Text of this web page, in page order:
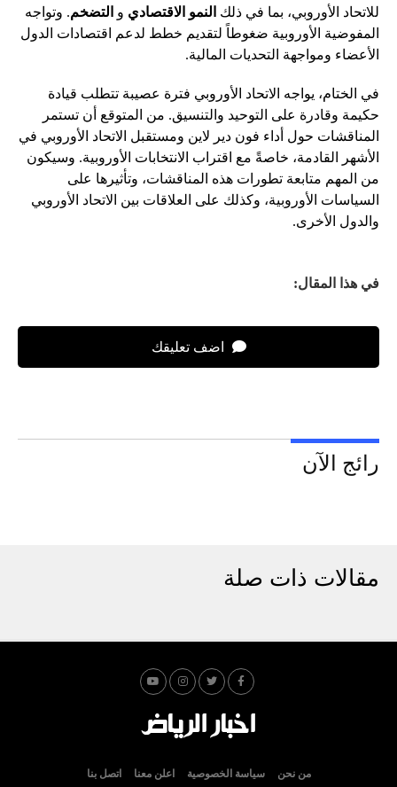
للاتحاد الأوروبي، بما في ذلك النمو الاقتصادي و التضخم. وتواجه
المفوضية الأوروبية ضغوطاً لتقديم خطط لدعم اقتصادات الدول
الأعضاء ومواجهة التحديات المالية.
في الختام، يواجه الاتحاد الأوروبي فترة عصيبة تتطلب قيادة
حكيمة وقادرة على التوحيد والتنسيق. من المتوقع أن تستمر
المناقشات حول أداء فون دير لاين ومستقبل الاتحاد الأوروبي في
الأشهر القادمة، خاصةً مع اقتراب الانتخابات الأوروبية. وسيكون
من المهم متابعة تطورات هذه المناقشات، وتأثيرها على
السياسات الأوروبية، وكذلك على العلاقات بين الاتحاد الأوروبي
والدول الأخرى.
في هذا المقال:
اضف تعليقك
رائج الآن
مقالات ذات صلة
من نحن سياسة الخصوصية اعلن معنا اتصل بنا